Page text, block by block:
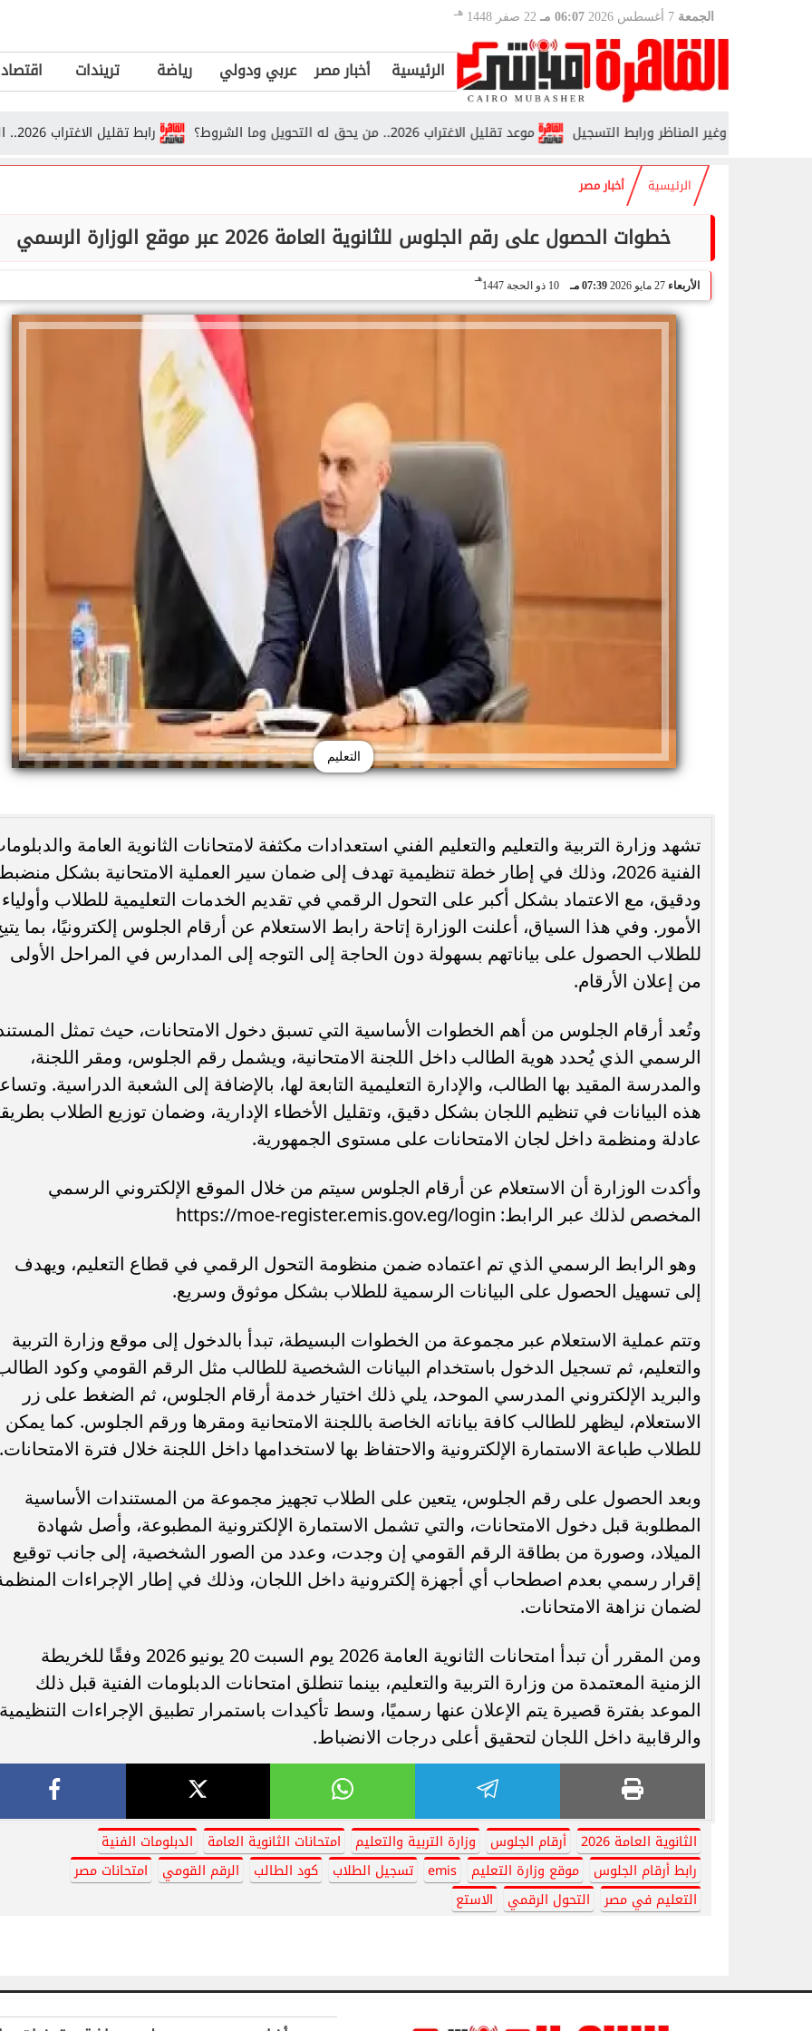
الجمعة 06:07 مـ 22 صفر 1448 هـ
الرئيسية أخبار مصر عربي ودولي رياضة تريندات اقتصاد
رابط تقليل الاغتراب 2026.. الشروط وخطوات التحويل بين الكليات موعد تقليل الاغتراب 2026.. من يحق له التحويل وما الشروط؟
الرئيسية أخبار مصر
خطوات الحصول على رقم الجلوس للثانوية العامة 2026 عبر موقع الوزارة الرسمي
الأربعاء 27 مايو 2026 07:39 مـ 10 ذو الحجة 1447
هـ
التعليم
تشهد وزارة التربية والتعليم والتعليم الفني استعدادات مكثفة لامتحانات الثانوية العامة
الفنية 2026، وذلك في إطار خطة تنظيمية تهدف إلى ضمان سير العملية الامتحانية بشكل
ودقيق، مع الاعتماد بشكل أكبر على التحول الرقمي في تقديم الخدمات التعليمية للطلاب وأولياء
الأمور. وفي هذا السياق، أعلنت الوزارة إتاحة رابط الاستعلام عن أرقام الجلوس إلكترونيًا، بما
للطلاب الحصول على بياناتهم بسهولة دون الحاجة إلى التوجه إلى المدارس في المراحل الأولى
من إعلان الأرقام.
وتُعد أرقام الجلوس من أهم الخطوات الأساسية التي تسبق دخول الامتحانات، حيث تمثل
الرسمي الذي يُحدد هوية الطالب داخل اللجنة الامتحانية، ويشمل رقم الجلوس، ومقر اللجنة،
والمدرسة المقيد بها الطالب، والإدارة التعليمية التابعة لها، بالإضافة إلى الشعبة الدراسية.
هذه البيانات في تنظيم اللجان بشكل دقيق، وتقليل الأخطاء الإدارية، وضمان توزيع الطلاب
عادلة ومنظمة داخل لجان الامتحانات على مستوى الجمهورية.
وأكدت الوزارة أن الاستعلام عن أرقام الجلوس سيتم من خلال الموقع الإلكتروني الرسمي
المخصص لذلك عبر الرابط: https://moe-register.emis.gov.eg/login
وهو الرابط الرسمي الذي تم اعتماده ضمن منظومة التحول الرقمي في قطاع التعليم، ويهدف
إلى تسهيل الحصول على البيانات الرسمية للطلاب بشكل موثوق وسريع.
وتتم عملية الاستعلام عبر مجموعة من الخطوات البسيطة، تبدأ بالدخول إلى موقع وزارة التربية
والتعليم، ثم تسجيل الدخول باستخدام البيانات الشخصية للطالب مثل الرقم القومي وكود
والبريد الإلكتروني المدرسي الموحد، يلي ذلك اختيار خدمة أرقام الجلوس، ثم الضغط على زر
الاستعلام، ليظهر للطالب كافة بياناته الخاصة باللجنة الامتحانية ومقرها ورقم الجلوس. كما يمكن
للطلاب طباعة الاستمارة الإلكترونية والاحتفاظ بها لاستخدامها داخل اللجنة خلال فترة الامتحانات.
وبعد الحصول على رقم الجلوس، يتعين على الطلاب تجهيز مجموعة من المستندات الأساسية
المطلوبة قبل دخول الامتحانات، والتي تشمل الاستمارة الإلكترونية المطبوعة، وأصل شهادة
الميلاد، وصورة من بطاقة الرقم القومي إن وجدت، وعدد من الصور الشخصية، إلى جانب توقيع
إقرار رسمي بعدم اصطحاب أي أجهزة إلكترونية داخل اللجان، وذلك في إطار الإجراءات
لضمان نزاهة الامتحانات.
ومن المقرر أن تبدأ امتحانات الثانوية العامة 2026 يوم السبت 20 يونيو 2026 وفقًا للخريطة
الزمنية المعتمدة من وزارة التربية والتعليم، بينما تنطلق امتحانات الدبلومات الفنية قبل ذلك
الموعد بفترة قصيرة يتم الإعلان عنها رسميًا، وسط تأكيدات باستمرار تطبيق الإجراءات التنظيمية
والرقابية داخل اللجان لتحقيق أعلى درجات الانضباط.
الثانوية العامة 2026 أرقام الجلوس وزارة التربية والتعليم امتحانات الثانوية العامة
الدبلومات الفنية
رابط أرقام الجلوس
موقع وزارة التعليم emis تسجيل الطلاب كود الطالب الرقم القومي
امتحانات مصر
التعليم في مصر
التحول الرقمي الاستع
رسميًا.. جدول امتحانات الشهادة الإعدادية
الدور الثاني بالقاهرة 2026
رابط تقليل الاغتراب 2026.. الشروط وخطوات
التحويل بين الكليات
موعد تقليل الاغتراب 2026.. من
التحويل وما الشروط؟